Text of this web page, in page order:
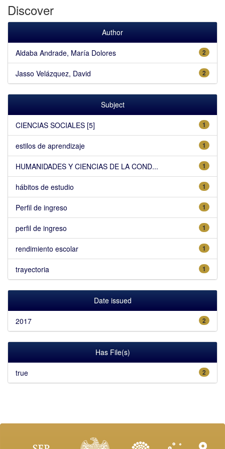
Discover
Author
2
Aldaba Andrade, María Dolores
2
Jasso Velázquez, David
Subject
1
CIENCIAS SOCIALES [5]
1
estilos de aprendizaje
1
HUMANIDADES Y CIENCIAS DE LA COND...
1
hábitos de estudio
1
Perfil de ingreso
1
perfil de ingreso
1
rendimiento escolar
1
trayectoria
Date issued
2
2017
Has File(s)
2
true